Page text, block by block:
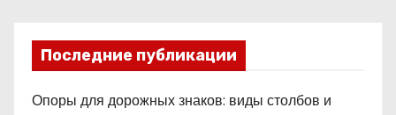
Последние публикации
Опоры для дорожных знаков: виды столбов и